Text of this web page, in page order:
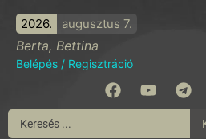
2026. augusztus 7.
Berta, Bettina
Belépés / Regisztráció